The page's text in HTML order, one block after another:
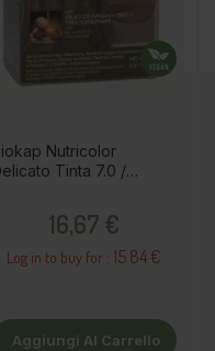
Nutricolor
Tinta 7.0 /
16,67 €
Log in to buy for : 15.84 €
Aggiungi Al Carrello